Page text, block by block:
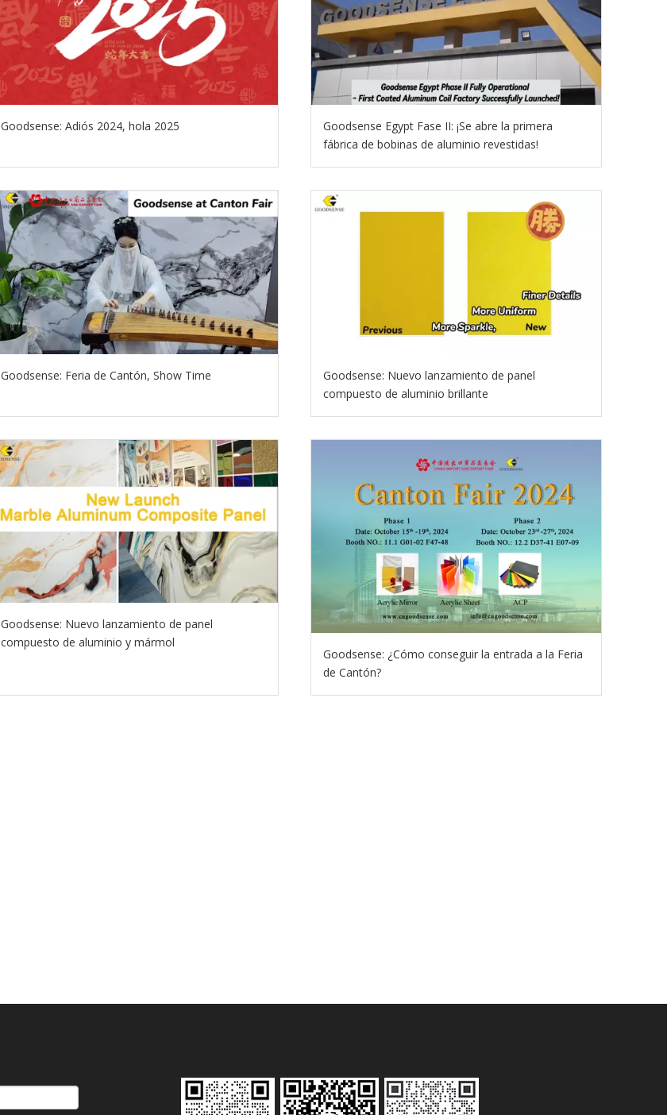
Goodsense: Adiós 2024, hola 2025
Goodsense Egypt Fase II: ¡Se abre la primera
fábrica de bobinas de aluminio revestidas!
Goodsense: Feria de Cantón, Show Time
Goodsense: Nuevo lanzamiento de panel
compuesto de aluminio brillante
Goodsense: Nuevo lanzamiento de panel
compuesto de aluminio y mármol
Goodsense: ¿Cómo conseguir la entrada a la Feria
de Cantón?